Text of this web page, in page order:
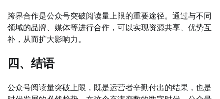
跨界合作是公众号突破阅读量上限的重要途径。通过与不同
领域的品牌、媒体等进行合作，可以实现资源共享、优势互
补，从而扩大影响力。
四、结语
公众号阅读量突破上限，既是运营者辛勤付出的结果，也是